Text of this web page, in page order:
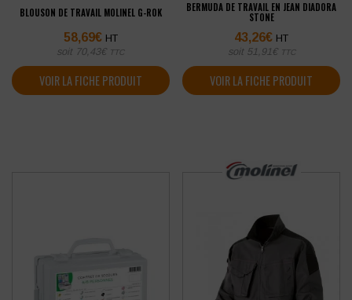
BLOUSON DE TRAVAIL MOLINEL G-ROK
58,69€ HT
soit 70,43€ TTC
VOIR LA FICHE PRODUIT
BERMUDA DE TRAVAIL EN JEAN DIADORA
STONE
43,26€ HT
soit 51,91 € TTC
VOIR LA FICHE PRODUIT